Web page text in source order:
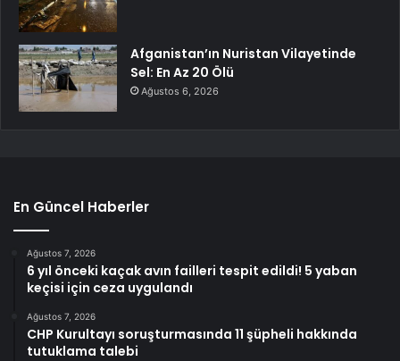
Afganistan’ın Nuristan Vilayetinde
Sel: En Az 20 Ölü
Ağustos 6, 2026
En Güncel Haberler
Ağustos 7, 2026
6 yıl önceki kaçak avın failleri tespit edildi! 5 yaban
keçisi için ceza uygulandı
Ağustos 7, 2026
CHP Kurultayı soruşturmasında 11 şüpheli hakkında
tutuklama talebi